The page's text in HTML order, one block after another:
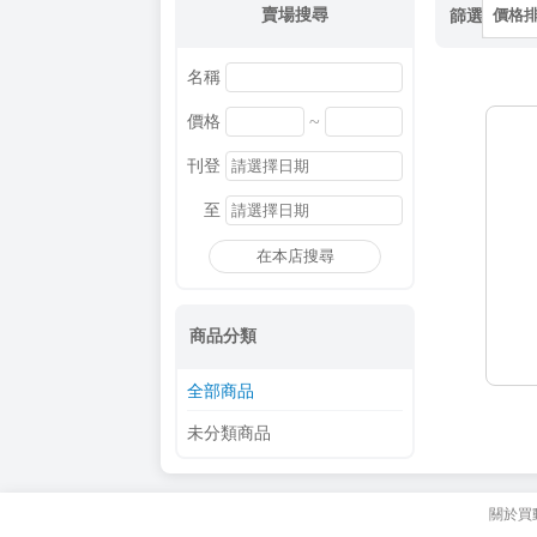
賣場搜尋
名稱
價格 ~
刊登
至
在本店搜尋
商品分類
全部商品
未分類商品
篩選 價格
關於買